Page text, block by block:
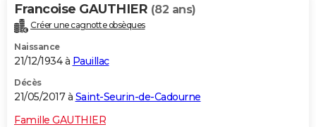
Francoise GAUTHIER (82 ans)
Créer une cagnotte obsèques
Naissance
21/12/1934 à Pauillac
Décès
21/05/2017 à Saint-Seurin-de-Cadourne
Famille GAUTHIER